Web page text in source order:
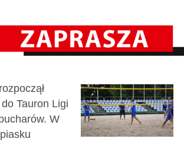
Tauron Ligi
W